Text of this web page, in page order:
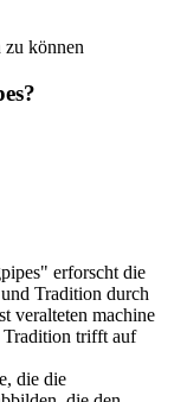
zu können
erforscht die
Tradition durch
veralteten machine
trifft auf
die die